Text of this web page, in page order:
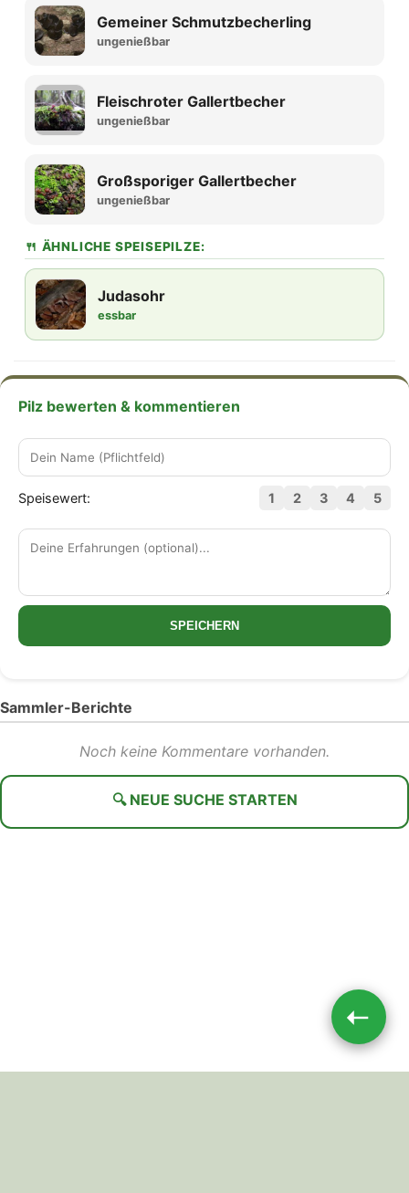
Gemeiner Schmutzbecherling
ungenießbar
Fleischroter Gallertbecher
ungenießbar
Großsporiger Gallertbecher
ungenießbar
🍴 ÄHNLICHE SPEISEPILZE:
Judasohr
essbar
Pilz bewerten & kommentieren
Speisewert: 1 2 3 4 5
SPEICHERN
Sammler-Berichte
Noch keine Kommentare vorhanden.
🔍 NEUE SUCHE STARTEN
➝